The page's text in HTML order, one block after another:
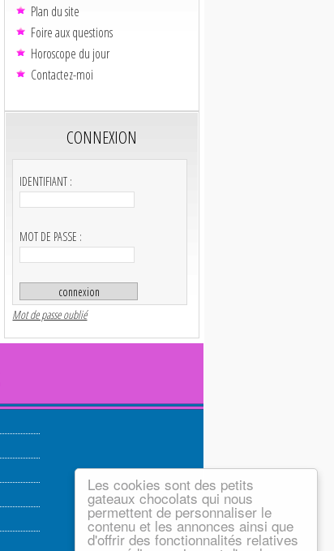
Les cookies sont des petits
gateaux chocolats qui nous
permettent de personnaliser le
contenu et les annonces ainsi que
d'offrir des fonctionnalités relatives
Plan du site
Foire aux questions
Horoscope du jour
Contactez-moi
CONNEXION
IDENTIFIANT :
MOT DE PASSE :
Mot de passe oublié